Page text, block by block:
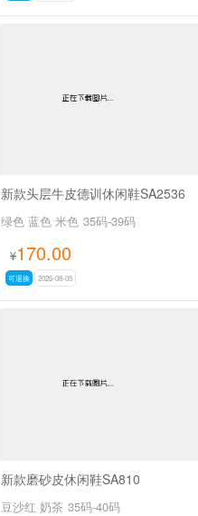
新款头层牛皮德训休闲鞋SA2536
绿色 蓝色 米色 35码-39码
¥170.00
可退换 2026-08-05
新款磨砂皮休闲鞋SA810
豆沙红 奶茶 35码-40码